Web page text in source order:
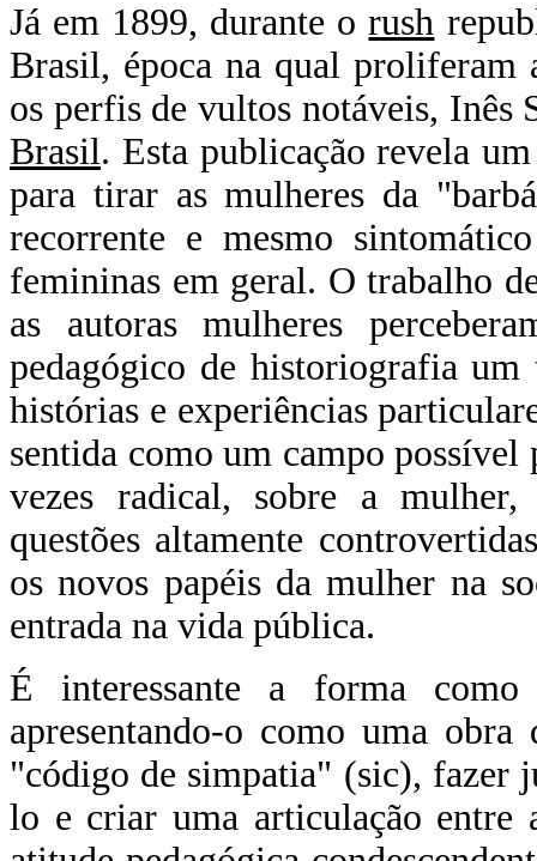
Já em 1899, durante orush
Brasil, época na qual proliferam
os perfis de vultos notáveis,
Brasil. Esta publicação revela
para tirar as mulheres da
recorrente e mesmo
femininas em geral. O trabalho
as autoras mulheres
pedagógico de historiografia um
histórias e experiências
sentida como um campo
vezes radical, sobre a
questões altamente
os novos papéis da mulher na
entrada na vida pública.
É interessante a forma
apresentando-o como uma
"código de simpatia" (sic), fazer
lo e criar uma articulação entre